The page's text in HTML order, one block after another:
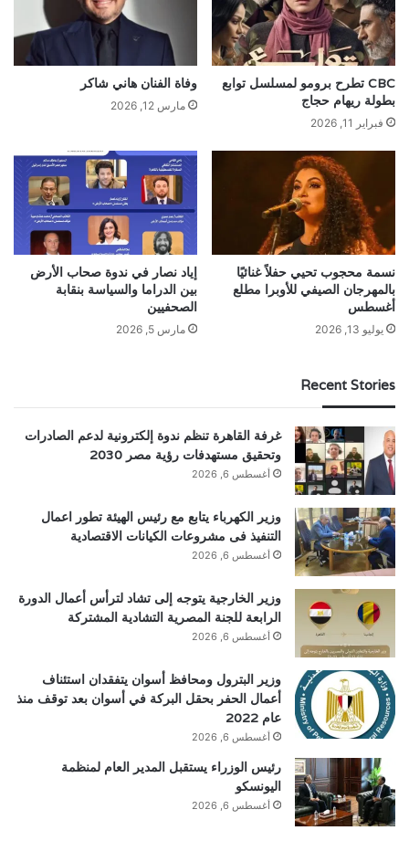
CBC تطرح برومو لمسلسل توابع
بطولة ريهام حجاج
فبراير 11, 2026
وفاة الفنان هاني شاكر
مارس 12, 2026
نسمة محجوب تحيي حفلاً غنائيًا
بالمهرجان الصيفي للأوبرا مطلع
أغسطس
يوليو 13, 2026
إياد نصار في ندوة صحاب الأرض
بين الدراما والسياسة بنقابة
الصحفيين
مارس 5, 2026
Recent Stories
غرفة القاهرة تنظم ندوة إلكترونية لدعم الصادرات
وتحقيق مستهدفات رؤية مصر 2030
أغسطس 6, 2026
وزير الكهرباء يتابع مع رئيس الهيئة تطور اعمال
التنفيذ فى مشروعات الكيانات الاقتصادية
أغسطس 6, 2026
وزير الخارجية يتوجه إلى تشاد لترأس أعمال الدورة
الرابعة للجنة المصرية التشادية المشتركة
أغسطس 6, 2026
وزير البترول ومحافظ أسوان يتفقدان استئناف
أعمال الحفر بحقل البركة في أسوان بعد توقف منذ
عام 2022
أغسطس 6, 2026
رئيس الوزراء يستقبل المدير العام لمنظمة
اليونسكو
أغسطس 6, 2026